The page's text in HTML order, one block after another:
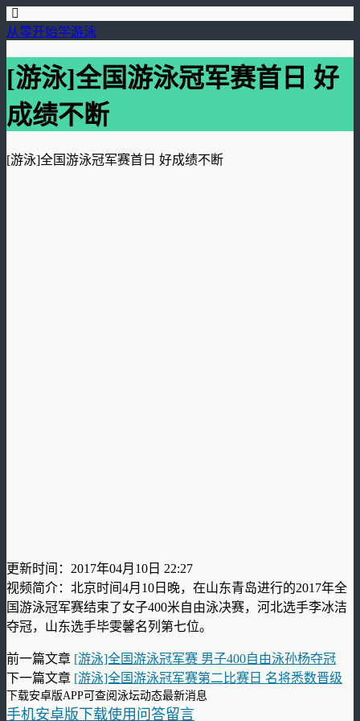
从零开始学游泳
[游泳]全国游泳冠军赛首日 好
成绩不断
[游泳]全国游泳冠军赛首日 好成绩不断
更新时间：2017年04月10日 22:27
视频简介：北京时间4月10日晚，在山东青岛进行的2017年全
国游泳冠军赛结束了女子400米自由泳决赛，河北选手李冰洁
夺冠，山东选手毕雯馨名列第七位。
前一篇文章 [游泳]全国游泳冠军赛 男子400自由泳孙杨夺冠
下一篇文章 [游泳]全国游泳冠军赛第二比赛日 名将悉数晋级
下载安卓版APP可查阅泳坛动态最新消息
手机安卓版下载使用问答留言